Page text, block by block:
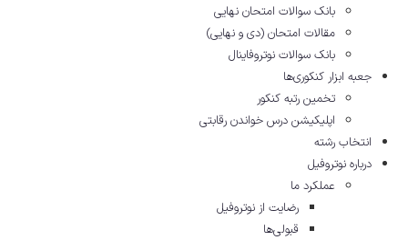
بانک سوالات امتحان نهایی
مقالات امتحان (دی و نهایی)
بانک سوالات نوتروفاینال
جعبه ابزار کنکوری‌ها
تخمین رتبه کنکور
اپلیکیشن درس خواندن رقابتی
انتخاب رشته
درباره نوتروفیل
عملکرد ما
رضایت از نوتروفیل
قبولی‌ها